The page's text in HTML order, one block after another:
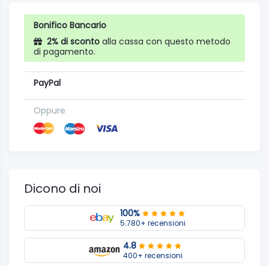
Bonifico Bancario
2% di sconto alla cassa con questo metodo
di pagamento.
PayPal
Oppure
Dicono di noi
100%
5.780+ recensioni
4.8
400+ recensioni